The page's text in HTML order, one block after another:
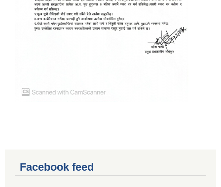
Facebook feed